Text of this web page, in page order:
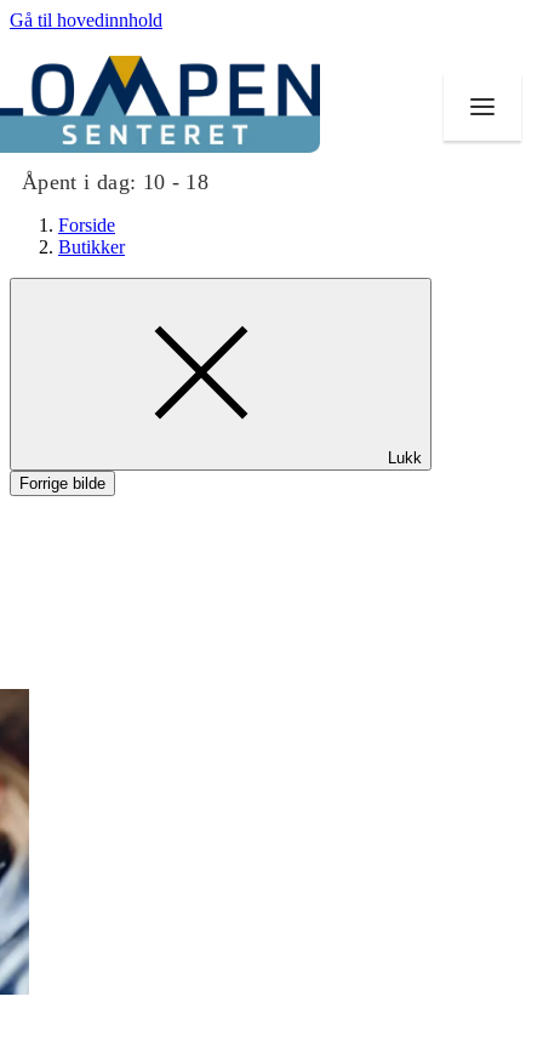
Gå til hovedinnhold
Åpent i dag: 10 - 18
Mat og drikke
Tilbud
Forside
Butikker
Lukk
Forrige bilde